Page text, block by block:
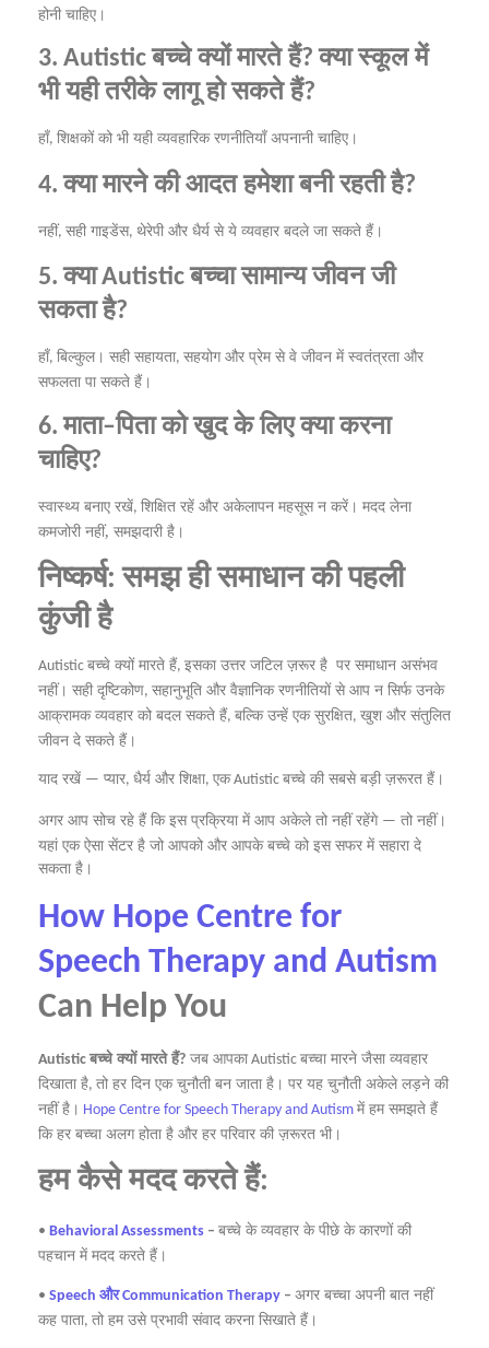
होनी चाहिए।
3. Autisticबच्चेक्योंमारतेहैं?क्यास्कूलमें
भीयहीतरीकेलागूहोसकतेहैं?
हाँ, शिक्षकों को भी यही व्यवहारिक रणनीतियाँ अपनानी चाहिए।
4.क्यामारनेकीआदतहमेशाबनीरहतीहै?
नहीं, सही गाइडेंस, थेरेपी और धैर्य से ये व्यवहार बदले जा सकते हैं।
5.क्याAutisticबच्चासामान्यजीवनजी
सकताहै?
हाँ, बिल्कुल। सही सहायता, सहयोग और प्रेम से वे जीवन में स्वतंत्रता और
सफलता पा सकते हैं।
6.माता–पिताकोखुदकेलिएक्याकरना
चाहिए?
स्वास्थ्य बनाए रखें, शिक्षित रहें और अकेलापन महसूस न करें। मदद लेना
कमजोरी नहीं, समझदारी है।
निष्कर्ष:समझहीसमाधानकीपहली
कुंजीहै
Autistic बच्चे क्यों मारते हैं, इसका उत्तर जटिल ज़रूर है पर समाधान असंभव
नहीं। सही दृष्टिकोण, सहानुभूति और वैज्ञानिक रणनीतियों से आप न सिर्फ उनके
आक्रामक व्यवहार को बदल सकते हैं, बल्कि उन्हें एक सुरक्षित, खुश और संतुलित
जीवन दे सकते हैं।
याद रखें — प्यार, धैर्य और शिक्षा, एकAutistic बच्चे की सबसे बड़ी ज़रूरत हैं।
अगर आप सोच रहे हैं कि इस प्रक्रिया में आप अकेले तो नहीं रहेंगे — तो नहीं।
यहां एक ऐसा सेंटर है जो आपको और आपके बच्चे को इस सफर में सहारा दे
सकता है।
How Hope Centre for
Speech Therapy and Autism
Can Help You
Autistic बच्चे क्यों मारते हैं? जब आपका Autistic बच्चा मारने जैसा व्यवहार
दिखाता है, तो हर दिन एक चुनौती बन जाता है। पर यह चुनौती अकेले लड़ने की
नहीं है। Hope Centre for Speech Therapy and Autism में हम समझते हैं
कि हर बच्चा अलग होता है और हर परिवार की ज़रूरत भी।
हमकैसेमददकरतेहैं:
• Behavioral Assessments – बच्चे के व्यवहार के पीछे के कारणों की
पहचान में मदद करते हैं।
• Speech औरCommunication Therapy – अगर बच्चा अपनी बात नहीं
कह पाता, तो हम उसे प्रभावी संवाद करना सिखाते हैं।